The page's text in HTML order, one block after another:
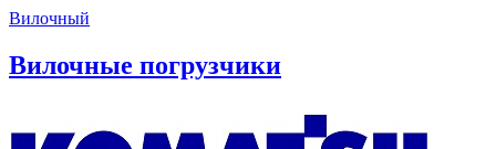
Вилочный
Вилочные погрузчики